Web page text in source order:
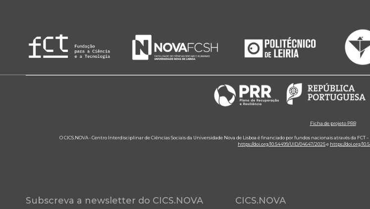
Ficha de projeto PRR
O CICS.NOVA - Centro Interdisciplinar de Ciências Sociais da Universidade Nova de Lisboa é financiado por fundos nacionais através da FCT
https://doi.org/10.54499/UID/04647/2025e https://doi.org/
Subscreva a newsletter do CICS.NOVA CICS.NOVA